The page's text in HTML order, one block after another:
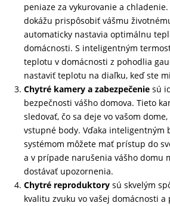
peniaze za vykurovanie a
dokážu prispôsobiť vášmu
automaticky nastavia optimálnu
domácnosti. S inteligentným
teplotu v domácnosti z pohodlia
nastaviť teplotu na diaľku, keď ste
Chytré kamery a zabezpečenie sú
bezpečnosti vášho domova. Tieto
sledovať, čo sa deje vo vašom
vstupné body. Vďaka inteligentným
systémom môžete mať prístup do
a v prípade narušenia vášho domu
dostávať upozornenia.
Chytré reproduktory sú skvelým
kvalitu zvuku vo vašej domácnosti